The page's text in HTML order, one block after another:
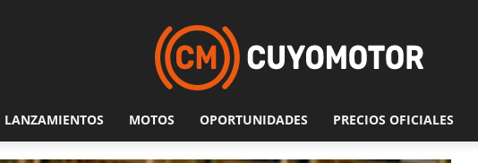
LANZAMIENTOS MOTOS OPORTUNIDADES PRECIOS OFICIALES